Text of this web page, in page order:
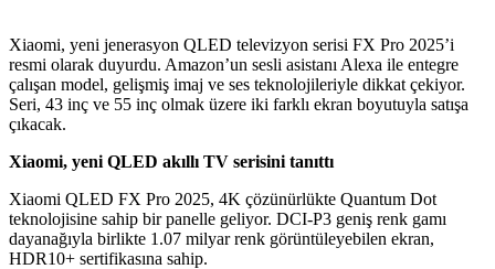
Xiaomi, yeni jenerasyon QLED televizyon serisi FX Pro 2025’i
resmi olarak duyurdu. Amazon’un sesli asistanı Alexa ile entegre
çalışan model, gelişmiş imaj ve ses teknolojileriyle dikkat çekiyor.
Seri, 43 inç ve 55 inç olmak üzere iki farklı ekran boyutuyla satışa
çıkacak.
Xiaomi, yeni QLED akıllı TV serisini tanıttı
Xiaomi QLED FX Pro 2025, 4K çözünürlükte Quantum Dot
teknolojisine sahip bir panelle geliyor. DCI-P3 geniş renk gamı
dayanağıyla birlikte 1.07 milyar renk görüntüleyebilen ekran,
HDR10+ sertifikasına sahip.